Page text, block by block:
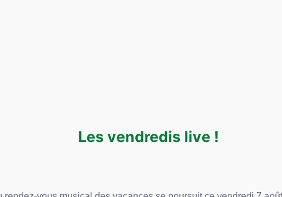
Les vendredis live !